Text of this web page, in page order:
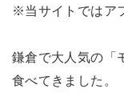
※当サイトではア
鎌倉で大人気の「
食べてきました。